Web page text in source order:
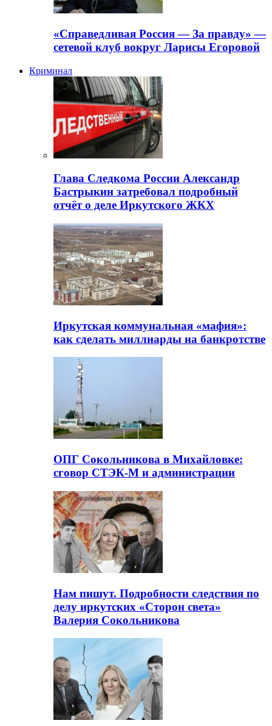
«Справедливая Россия — За правду» —
сетевой клуб вокруг Ларисы Егоровой
Криминал
Глава Следкома России Александр
Бастрыкин затребовал подробный
отчёт о деле Иркутского ЖКХ
Иркутская коммунальная «мафия»:
как сделать миллиарды на банкротстве
ОПГ Сокольникова в Михайловке:
сговор СТЭК-М и администрации
Нам пишут. Подробности следствия по
делу иркутских «Сторон света»
Валерия Сокольникова